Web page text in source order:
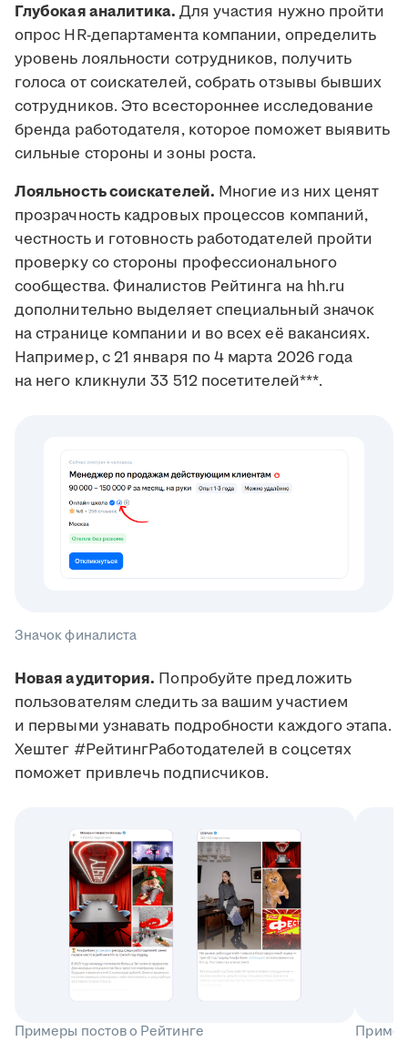
Глубокая аналитика. Для участия нужно пройти
опрос HR-департамента компании, определить
уровень лояльности сотрудников, получить
голоса от соискателей, собрать отзывы бывших
сотрудников. Это всестороннее исследование
бренда работодателя, которое поможет выявить
сильные стороны и зоны роста.
Лояльность соискателей. Многие из них ценят
прозрачность кадровых процессов компаний,
честность и готовность работодателей пройти
проверку со стороны профессионального
сообщества. Финалистов Рейтинга на hh.ru
дополнительно выделяет специальный значок
на странице компании и во всех её вакансиях.
Например, с 21 января по 4 марта 2026 года
на него кликнули 33 512 посетителей***.
Значок финалиста
Новая аудитория. Попробуйте предложить
пользователям следить за вашим участием
и первыми узнавать подробности каждого этапа.
Хештег #РейтингРаботодателей в соцсетях
поможет привлечь подписчиков.
Примеры постов о Рейтинге